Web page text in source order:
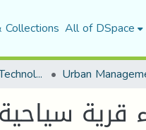
Collections All of DSpace
Institute for Urban Technology Management
قرية